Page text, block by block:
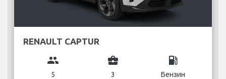
RENAULT CAPTUR
group
5
business_center
3
local_gas_station
Бензин